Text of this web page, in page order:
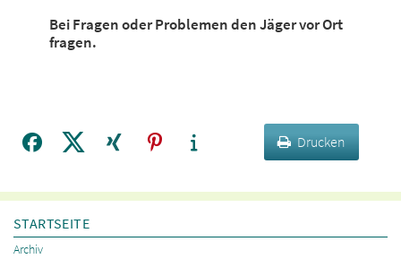
Bei Fragen oder Problemen den Jäger vor Ort
fragen.
Drucken
STARTSEITE
Archiv